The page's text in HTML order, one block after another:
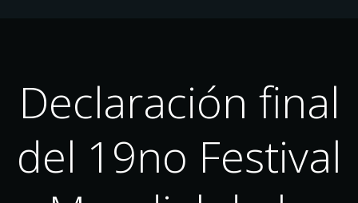
Declaración final
del 19no Festival